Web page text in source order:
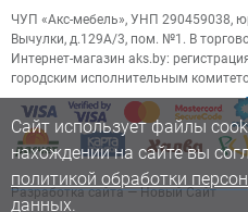
ЧУП «Акс-мебель», УНП 290459038,
Вычулки, д.129А/3, пом. №1. В
Интернет-магазин aks.by:
городским исполнительным
Разработка сайта— Новый Сайт
Сайт использует файлы
нахождении на сайте вы
политикой обработки
данных.